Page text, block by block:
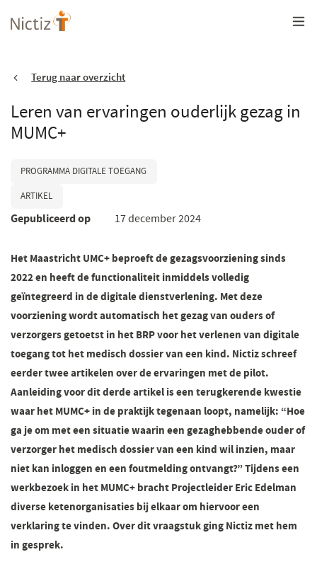
Overslaan
en
gaanTerug naar overzicht
Leren van ervaringen ouderlijk gezag in
MUMC+
PROGRAMMA DIGITALE TOEGANG
ARTIKEL
Gepubliceerd op 17 december 2024
Het Maastricht UMC+ beproeft de gezagsvoorziening sinds
2022 en heeft de functionaliteit inmiddels volledig
geïntegreerd in de digitale dienstverlening. Met deze
voorziening wordt automatisch het gezag van ouders of
verzorgers getoetst in het BRP voor het verlenen van digitale
toegang tot het medisch dossier van een kind. Nictiz schreef
eerder twee artikelen over de ervaringen met de pilot.
Aanleiding voor dit derde artikel is een terugkerende kwestie
waar het MUMC+ in de praktijk tegenaan loopt, namelijk: “Hoe
ga je om met een situatie waarin een gezaghebbende ouder of
verzorger het medisch dossier van een kind wil inzien, maar
niet kan inloggen en een foutmelding ontvangt?” Tijdens een
werkbezoek in het MUMC+ bracht Projectleider Eric Edelman
diverse ketenorganisaties bij elkaar om hiervoor een
verklaring te vinden. Over dit vraagstuk ging Nictiz met hem
in gesprek.